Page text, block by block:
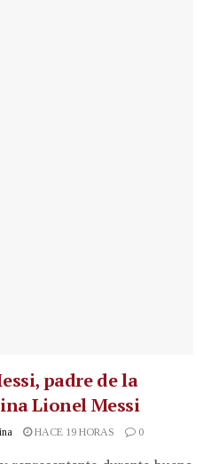
padre de la
Lionel Messi
HACE 19 HORAS 0